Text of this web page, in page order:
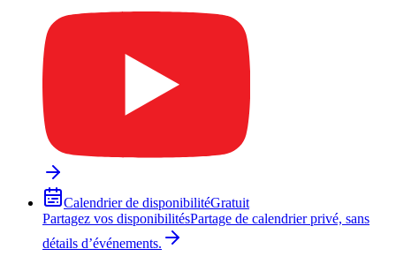
Calendrier de disponibilitéGratuit
Partagez vos disponibilitésPartage de calendrier privé, sans
détails d’événements.